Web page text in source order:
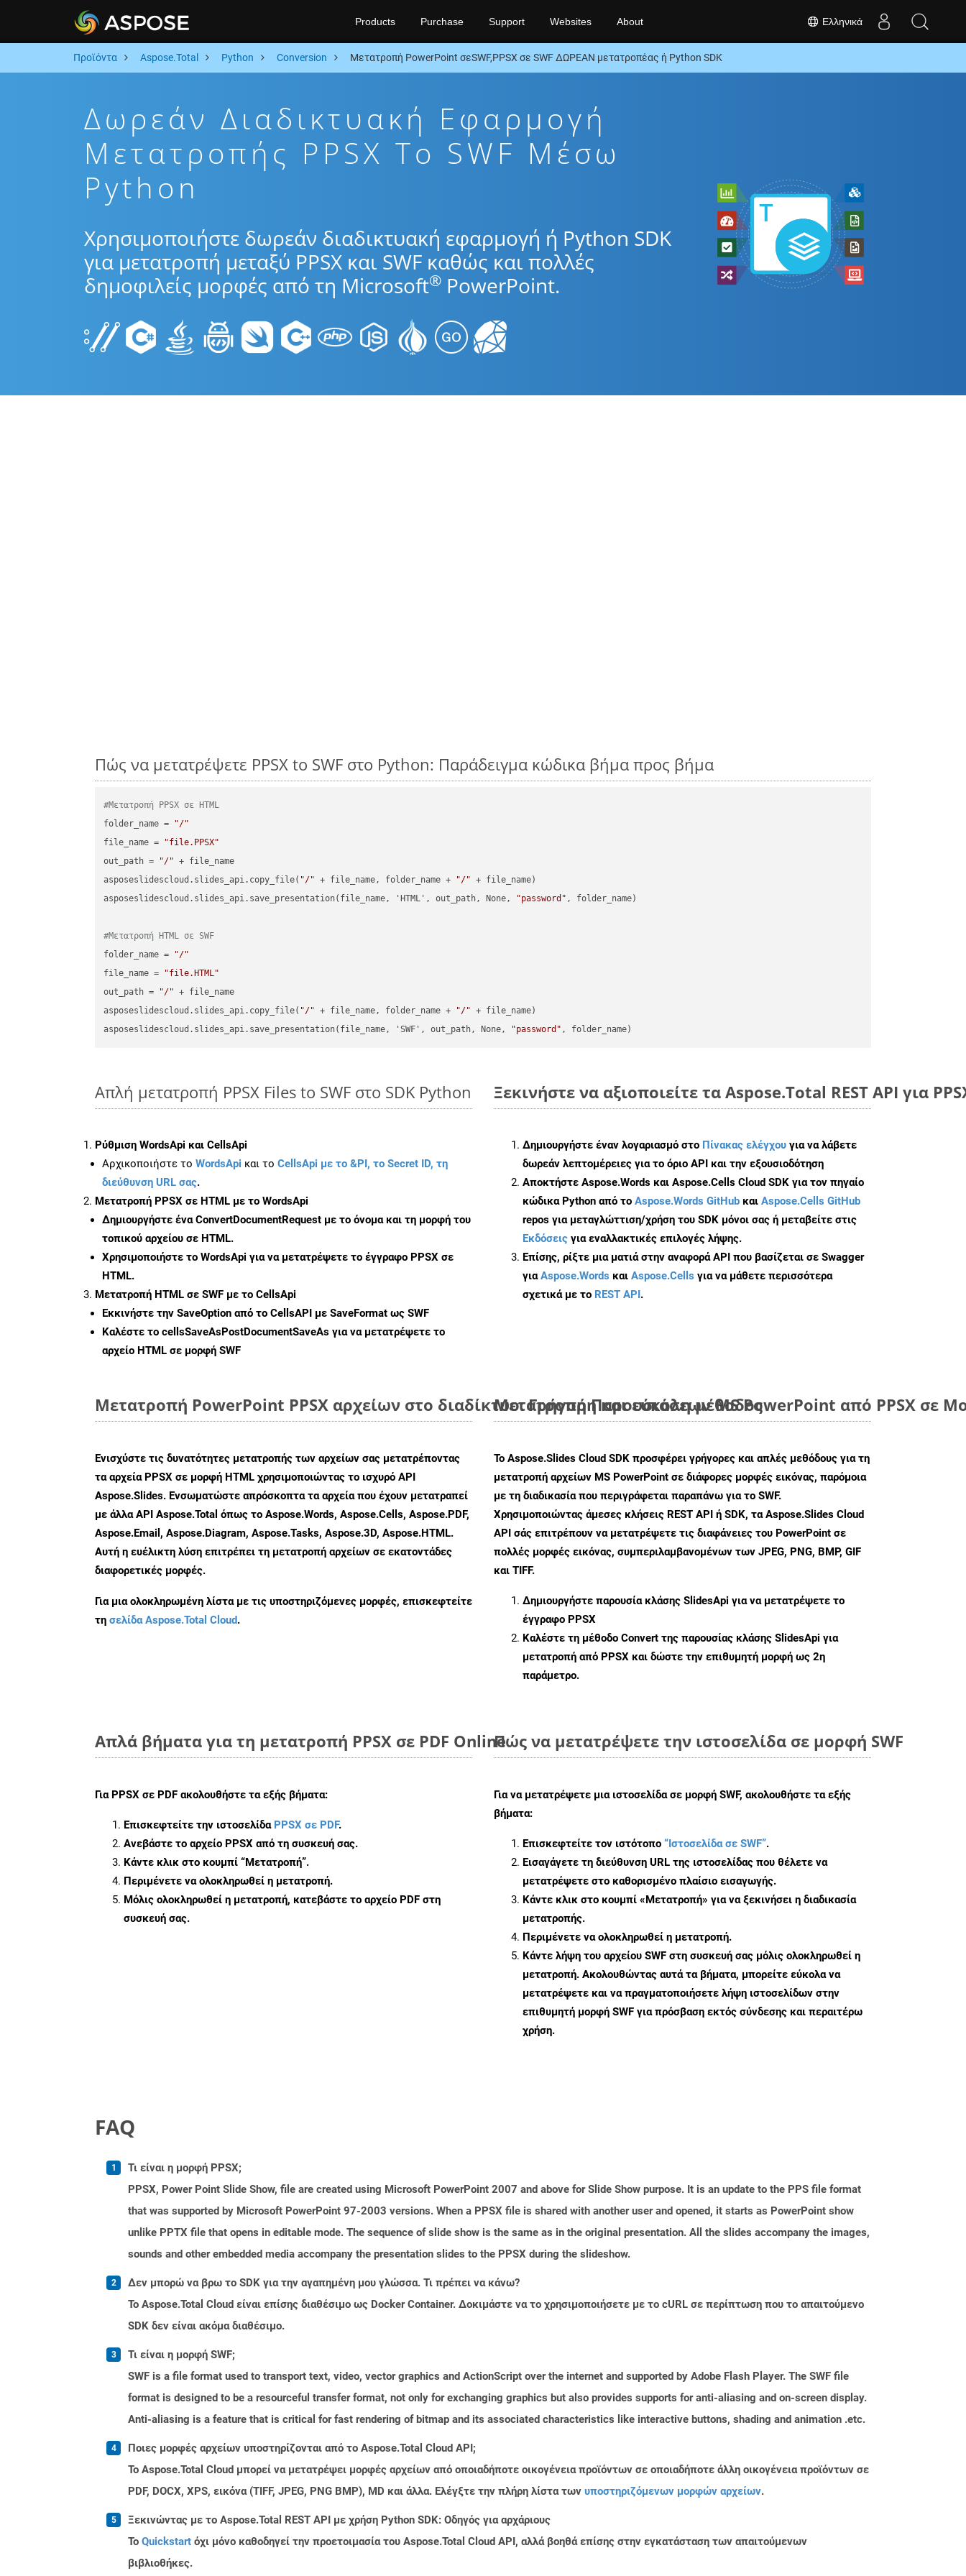
Ελληνικά
Products Purchase Support Websites About
Προϊόντα Aspose.Total Python Conversion Μετατροπή PowerPoint σεSWF,PPSX σε SWF ΔΩΡΕΑΝ μετατροπέας ή Python SDK
Δωρεάν Διαδικτυακή Εφαρμογή
Μετατροπής PPSX To SWF Μέσω
Python
Χρησιμοποιήστε δωρεάν διαδικτυακή εφαρμογή ή Python SDK
για μετατροπή μεταξύ PPSX και SWF καθώς και πολλές
δημοφιλείς μορφές από τη Microsoft® PowerPoint.
Πώς να μετατρέψετε PPSX to SWF στο Python: Παράδειγμα κώδικα βήμα προς βήμα
#Μετατροπή PPSX σε HTML
folder_name =
"/"
file_name =
"file.PPSX"
out_path =
"/" + file_name
asposeslidescloud.slides_api.copy_file( "/" + file_name, folder_name + "/" + file_name)
asposeslidescloud.slides_api.save_presentation(file_name, 'HTML', out_path, None,
"password" , folder_name)
#Μετατροπή HTML σε SWF
folder_name =
"/"
file_name =
"file.HTML"
out_path =
"/" + file_name
asposeslidescloud.slides_api.copy_file( "/" + file_name, folder_name + "/" + file_name)
asposeslidescloud.slides_api.save_presentation(file_name, 'SWF', out_path, None,
"password"
Απλή μετατροπή PPSX Files to SWF στο SDK Python
Ρύθμιση WordsApi και CellsApi
Αρχικοποιήστε το WordsApi και το CellsApi με το &PI, το Secret ID, τη
διεύθυνση URL σας.
Μετατροπή PPSX σε HTML με το WordsApi
Δημιουργήστε έναConvertDocumentRequest με το όνομα και τη μορφή του
τοπικού αρχείου σε HTML.
Χρησιμοποιήστε το WordsApi για να μετατρέψετε το έγγραφο PPSX σε
HTML.
Μετατροπή HTML σε SWF με το CellsApi
Εκκινήστε την SaveOption από το CellsAPI με SaveFormat ως SWF
Καλέστε το cellsSaveAsPostDocumentSaveAs για να μετατρέψετε το
αρχείο HTML σε μορφή SWF
Ξεκινήστε να αξιοποιείτε τα Aspose.Total REST API για
Δημιουργήστε έναν λογαριασμό στο Πίνακας ελέγχου για να λάβετε
δωρεάν λεπτομέρειες για το όριο API και την εξουσιοδότηση
Αποκτήστε Aspose.Words και Aspose.Cells Cloud SDK για τον πηγαίο
κώδικα Python από το Aspose.Words GitHub και Aspose.Cells GitHub
repos για μεταγλώττιση/χρήση του SDK μόνοι σας ή μεταβείτε στις
Εκδόσεις για εναλλακτικές επιλογές λήψης.
Επίσης, ρίξτε μια ματιά στην αναφορά API που βασίζεται σε Swagger
γιαAspose.Words και Aspose.Cells για να μάθετε περισσότερα
σχετικά με το REST API.
Μετατροπή PowerPoint PPSX αρχείων στο διαδίκτυο: Γρήγορη και εύκολη μέθοδος
Ενισχύστε τις δυνατότητες μετατροπής των αρχείων σας μετατρέποντας
τα αρχεία PPSX σε μορφή HTML χρησιμοποιώντας το ισχυρό API
Aspose.Slides. Ενσωματώστε απρόσκοπτα τα αρχεία που έχουν μετατραπεί
με άλλα API Aspose.Total όπως το Aspose.Words, Aspose.Cells, Aspose.PDF,
Aspose.Email, Aspose.Diagram, Aspose.Tasks, Aspose.3D, Aspose.HTML.
Αυτή η ευέλικτη λύση επιτρέπει τη μετατροπή αρχείων σε εκατοντάδες
διαφορετικές μορφές.
Για μια ολοκληρωμένη λίστα με τις υποστηριζόμενες μορφές, επισκεφτείτε
τη σελίδα Aspose.Total Cloud.
Μετατροπή Παρουσιάσεων MS PowerPoint από PPSX σε
Το Aspose.Slides Cloud SDK προσφέρει γρήγορες και απλές μεθόδους για τη
μετατροπή αρχείων MS PowerPoint σε διάφορες μορφές εικόνας, παρόμοια
με τη διαδικασία που περιγράφεται παραπάνω για το SWF.
Χρησιμοποιώντας άμεσες κλήσεις REST API ή SDK, τα Aspose.Slides Cloud
API σάς επιτρέπουν να μετατρέψετε τις διαφάνειες του PowerPoint σε
πολλές μορφές εικόνας, συμπεριλαμβανομένων των JPEG, PNG, BMP, GIF
και TIFF.
Δημιουργήστε παρουσία κλάσης SlidesApi για να μετατρέψετε το
έγγραφο PPSX
Καλέστε τη μέθοδο Convert της παρουσίας κλάσης SlidesApi για
μετατροπή από PPSX και δώστε την επιθυμητή μορφή ως 2η
παράμετρο.
Απλά βήματα για τη μετατροπή PPSX σε PDF Online
Για PPSX σε PDF ακολουθήστε τα εξής βήματα:
Επισκεφτείτε την ιστοσελίδα PPSX σε PDF.
Ανεβάστε το αρχείο PPSX από τη συσκευή σας.
Κάντε κλικ στο κουμπί “Μετατροπή”.
Περιμένετε να ολοκληρωθεί η μετατροπή.
Μόλις ολοκληρωθεί η μετατροπή, κατεβάστε το αρχείο PDF στη
συσκευή σας.
Πώς να μετατρέψετε την ιστοσελίδα σε μορφή SWF
Για να μετατρέψετε μια ιστοσελίδα σε μορφή SWF, ακολουθήστε τα εξής
βήματα:
Επισκεφτείτε τον ιστότοπο “Ιστοσελίδα σε SWF”.
Εισαγάγετε τη διεύθυνση URL της ιστοσελίδας που θέλετε να
μετατρέψετε στο καθορισμένο πλαίσιο εισαγωγής.
Κάντε κλικ στο κουμπί «Μετατροπή» για να ξεκινήσει η διαδικασία
μετατροπής.
Περιμένετε να ολοκληρωθεί η μετατροπή.
Κάντε λήψη του αρχείου SWF στη συσκευή σας μόλις ολοκληρωθεί η
μετατροπή. Ακολουθώντας αυτά τα βήματα, μπορείτε εύκολα να
μετατρέψετε και να πραγματοποιήσετε λήψη ιστοσελίδων στην
επιθυμητή μορφή SWF για πρόσβαση εκτός σύνδεσης και περαιτέρω
χρήση.
FAQ
Τι είναι η μορφή PPSX;
PPSX, Power Point Slide Show, file are created using Microsoft PowerPoint 2007 and above for Slide Show purpose. It is an update to the PPS file format
that was supported by Microsoft PowerPoint 97-2003 versions. When a PPSX file is shared with another user and opened, it starts as PowerPoint show
unlike PPTX file that opens in editable mode. The sequence of slide show is the same as in the original presentation. All the slides accompany the images,
sounds and other embedded media accompany the presentation slides to the PPSX during the slideshow.
Δεν μπορώ να βρω το SDK για την αγαπημένη μου γλώσσα. Τι πρέπει να κάνω?
Το Aspose.Total Cloud είναι επίσης διαθέσιμο ως Docker Container. Δοκιμάστε να το χρησιμοποιήσετε με το cURL σε περίπτωση που το απαιτούμενο
SDK δεν είναι ακόμα διαθέσιμο.
Τι είναι η μορφή SWF;
SWF is a file format used to transport text, video, vector graphics and ActionScript over the internet and supported by Adobe Flash Player. The SWF file
format is designed to be a resourceful transfer format, not only for exchanging graphics but also provides supports for anti-aliasing and on-screen display.
Anti-aliasing is a feature that is critical for fast rendering of bitmap and its associated characteristics like interactive buttons, shading and animation .etc.
Ποιες μορφές αρχείων υποστηρίζονται από το Aspose.Total Cloud API;
Το Aspose.Total Cloud μπορεί να μετατρέψει μορφές αρχείων από οποιαδήποτε οικογένεια προϊόντων σε οποιαδήποτε άλλη οικογένεια προϊόντων σε
PDF, DOCX, XPS, εικόνα (TIFF, JPEG, PNG BMP), MD και άλλα. Ελέγξτε την πλήρη λίστα των υποστηριζόμενων μορφών αρχείων.
Ξεκινώντας με το Aspose.Total REST API με χρήση Python SDK: Οδηγός για αρχάριους
Το Quickstart όχι μόνο καθοδηγεί την προετοιμασία του Aspose.Total Cloud API, αλλά βοηθά επίσης στην εγκατάσταση των απαιτούμενων
βιβλιοθήκες.